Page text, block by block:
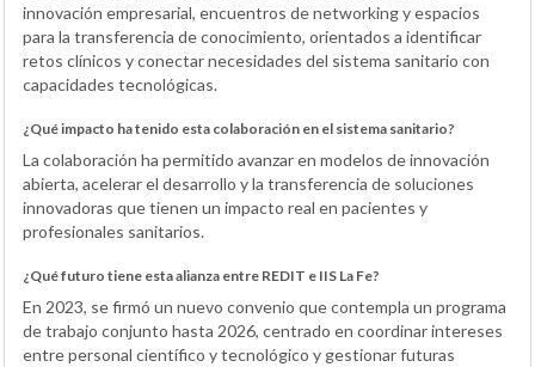
innovación empresarial, encuentros de networking y espacios
para la transferencia de conocimiento, orientados a identificar
retos clínicos y conectar necesidades del sistema sanitario con
capacidades tecnológicas.
¿Qué impacto ha tenido esta colaboración en el sistema sanitario?
La colaboración ha permitido avanzar en modelos de innovación
abierta, acelerar el desarrollo y la transferencia de soluciones
innovadoras que tienen un impacto real en pacientes y
profesionales sanitarios.
¿Qué futuro tiene esta alianza entre REDIT e IIS La Fe?
En 2023, se firmó un nuevo convenio que contempla un programa
de trabajo conjunto hasta 2026, centrado en coordinar intereses
entre personal científico y tecnológico y gestionar futuras